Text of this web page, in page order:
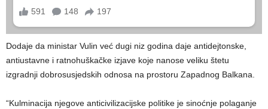
Dodaje da ministar Vulin već dugi niz godina daje antidejtonske,
antiustavne i ratnohuškačke izjave koje nanose veliku štetu
izgradnji dobrosusjedskih odnosa na prostoru Zapadnog Balkana.
“Kulminacija njegove anticivilizacijske politike je sinoćnje polaganje